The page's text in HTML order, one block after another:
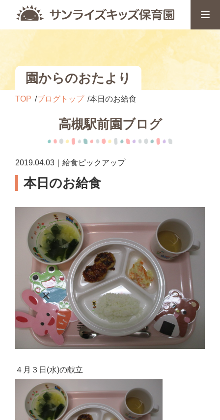
園からのおたより
TOP ブログトップ 本日のお給食
高槻駅前園ブログ
2019.04.03｜給食ピックアップ
本日のお給食
４月３日(水)の献立